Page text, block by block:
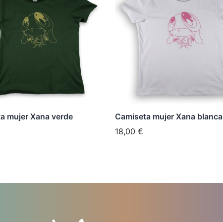
mujer Xana verde
Camiseta mujer Xana blanca
18,00 €
tiene
múltiples
variantes.
pueden
elegir
en
producto